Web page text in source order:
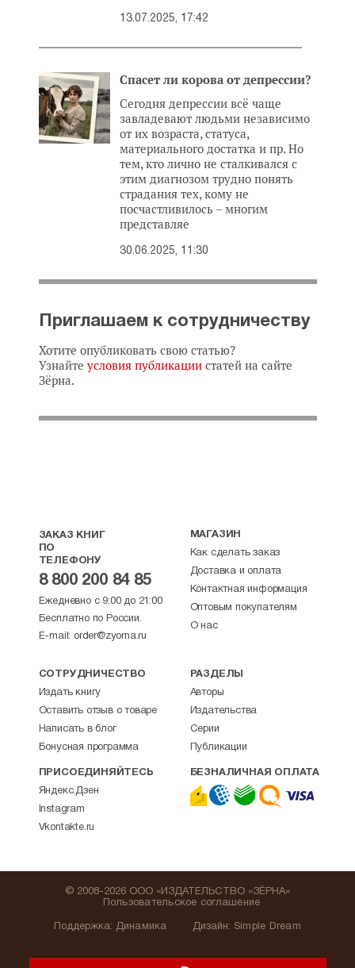
13.07.2025, 17:42
Спасет ли корова от депрессии?
Сегодня депрессии всё чаще
завладевают людьми независимо
от их возраста, статуса,
материального достатка и пр. Но
тем, кто лично не сталкивался с
этим диагнозом трудно понять
страдания тех, кому не
посчастливилось – многим
представляе
30.06.2025, 11:30
Приглашаем к сотрудничеству
Хотите опубликовать свою статью?
Узнайте условия публикациистатей на сайте
Зёрна.
ЗАКАЗ КНИГ
ПО
ТЕЛЕФОНУ
8 800 200 84 85
Ежедневно с 9:00 до 21:00
Бесплатно по России.
E-mail: order@zyorna.ru
МАГАЗИН
Как сделать заказ
Доставка и оплата
Контактная информация
Оптовым покупателям
О нас
СОТРУДНИЧЕСТВО
Издать книгу
Оставить отзыв о товаре
Написать в блог
Бонусная программа
РАЗДЕЛЫ
Авторы
Издательства
Серии
Публикации
ПРИСОЕДИНЯЙТЕСЬ
Яндекс.Дзен
Instagram
Vkontakte.ru
БЕЗНАЛИЧНАЯ ОПЛАТА
Поддержка: Динамика
© 2008-2026 ООО «ИЗДАТЕЛЬСТВО «ЗЁРНА»
Пользовательское соглашение
Дизайн: Simple Dream